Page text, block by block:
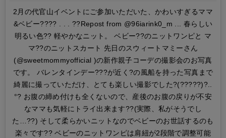
2月の代官山イベントにご参加いただいた、かわいすぎるママ
&ベビー???? . . . ??Repost from @96iarink0_m ... 春らしい
明るい色?? 軽やかなニット。 ベビー??のニットワンピと マ
マ??のニットスカート 先日のスウィートマミーさん
(@sweetmommyofficial )の新作親子コーデの撮影会のお写真
です。 バレンタインデー???が近く?の風船を持った写真まで
綺麗に撮っていただけ、とても楽しい撮影でした?(?????)?..
°? お腹の締め付けも全くないので、産後のお腹の戻りが不安
なママも気軽にトライ出来ます??(実際、私がそうでし
た…??) そして柔らかいニットなのでベビーのお世話するのも
楽々です?? ベビーのニットワンピは肩紐が2段階で調整可能